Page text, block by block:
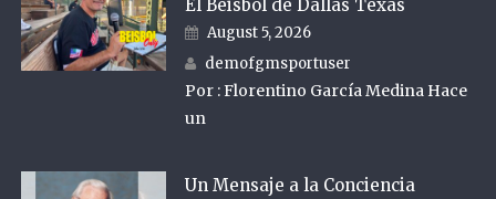
El Béisbol de Dallas Texas
Posted on
August 5, 2026
Author
demofgmsportuser
Por : Florentino García Medina Hace
un
Un Mensaje a la Conciencia